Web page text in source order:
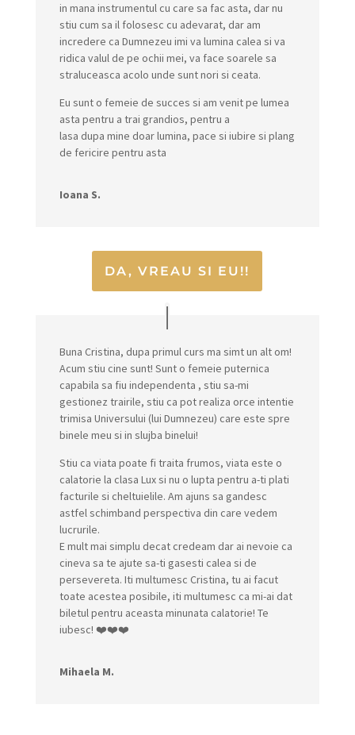
in mana instrumentul cu care sa fac asta, dar nu
stiu cum sa il folosesc cu adevarat, dar am
incredere ca Dumnezeu imi va lumina calea si va
ridica valul de pe ochii mei, va face soarele sa
straluceasca acolo unde sunt nori si ceata.
Eu sunt o femeie de succes si am venit pe lumea
asta pentru a trai grandios, pentru a
lasa dupa mine doar lumina, pace si iubire si plang
de fericire pentru asta
Ioana S.
DA, VREAU SI EU!!
Buna Cristina, dupa primul curs ma simt un alt om!
Acum stiu cine sunt! Sunt o femeie puternica
capabila sa fiu independenta , stiu sa-mi
gestionez trairile, stiu ca pot realiza orce intentie
trimisa Universului (lui Dumnezeu) care este spre
binele meu si in slujba binelui!
Stiu ca viata poate fi traita frumos, viata este o
calatorie la clasa Lux si nu o lupta pentru a-ti plati
facturile si cheltuielile. Am ajuns sa gandesc
astfel schimband perspectiva din care vedem
lucrurile.
E mult mai simplu decat credeam dar ai nevoie ca
cineva sa te ajute sa-ti gasesti calea si de
persevereta. Iti multumesc Cristina, tu ai facut
toate acestea posibile, iti multumesc ca mi-ai dat
biletul pentru aceasta minunata calatorie! Te
iubesc! ❤️❤️❤️
Mihaela M.